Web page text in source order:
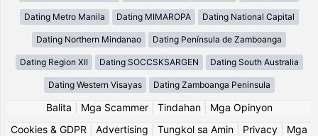
Dating Metro Manila Dating MIMAROPA Dating National Capital
Dating Northern Mindanao Dating Península de Zamboanga
Dating Region XII Dating SOCCSKSARGEN Dating South Australia
Dating Western Visayas Dating Zamboanga Peninsula
Balita Mga Scammer| Tindahan| Mga Opinyon
Cookies & GDPR
Advertising Tungkol sa Amin Privacy
Mga